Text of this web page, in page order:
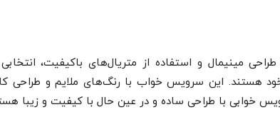
مینیمال و استفاده از متریال‌های باکیفیت،
هستند. این سرویس خواب با رنگ‌های ملایم و طراحی
خوابی با طراحی ساده و در عین حال با کیفیت و زیبا